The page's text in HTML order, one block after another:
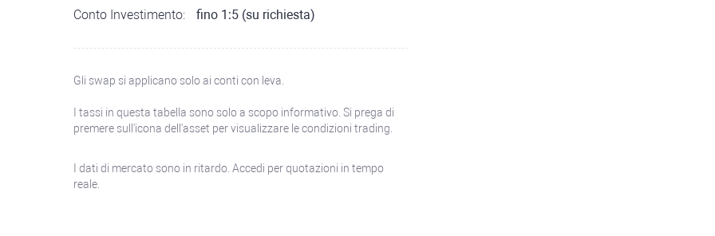
Conto Investimento:
fino 1:5 (su richiesta)
Gli swap si applicano solo ai conti con leva.
I tassi in questa tabella sono solo a scopo informativo. Si prega di
premere sull'icona dell'asset per visualizzare le condizioni trading.
I dati di mercato sono in ritardo. Accedi per quotazioni in tempo
reale.